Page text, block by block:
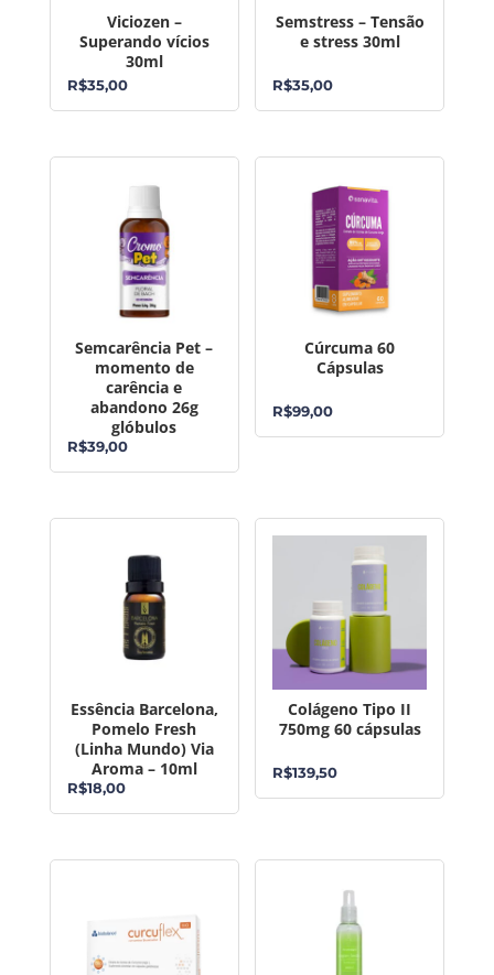
Viciozen –
Superando vícios
30ml
R$35,00
Semstress – Tensão
e stress 30ml
R$35,00
Semcarência Pet –
momento de
carência e
abandono 26g
glóbulos
R$39,00
Cúrcuma 60
Cápsulas
R$99,00
Essência Barcelona,
Pomelo Fresh
(Linha Mundo) Via
Aroma – 10ml
R$18,00
Colágeno Tipo II
750mg 60 cápsulas
R$139,50